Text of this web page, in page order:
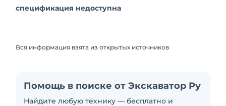
спецификация недоступна
Вся информация взята из открытых источников
Помощь в поиске от Экскаватор Ру
Найдите любую технику — бесплатно и